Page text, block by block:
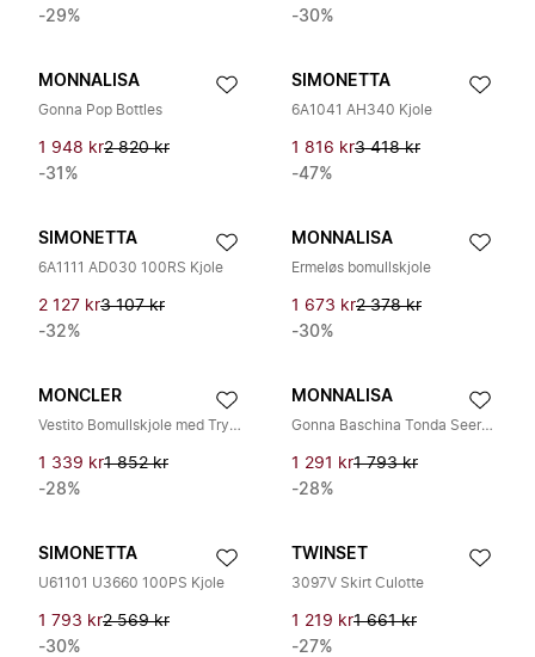
-29%
-30%
MONNALISA
Gonna Pop Bottles
1 948 kr2 820 kr
-31%
SIMONETTA
6A1041 AH340 Kjole
1 816 kr3 418 kr
-47%
SIMONETTA
6A1111 AD030 100RS Kjole
2 127 kr3 107 kr
-32%
MONNALISA
Ermeløs bomullskjole
1 673 kr2 378 kr
-30%
MONCLER
Vestito Bomullskjole med Trykk
1 339 kr1 852 kr
-28%
MONNALISA
Gonna Baschina Tonda Seersucker Cruise
1 291 kr1 793 kr
-28%
SIMONETTA
U61101 U3660 100PS Kjole
1 793 kr2 569 kr
-30%
TWINSET
3097V Skirt Culotte
1 219 kr1 661 kr
-27%